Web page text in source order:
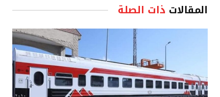
المقالات ذات الصلة